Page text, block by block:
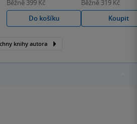
Běžně 399 Kč
Do košíku
Běžně 319 Kč
Koupit
knihy autora